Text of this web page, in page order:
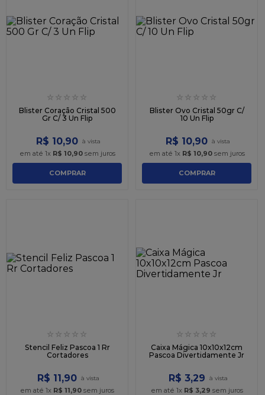
☆ ☆ ☆ ☆ ☆
Blister Coração Cristal 500
Gr C/ 3 Un Flip
R$ 10,90
em até 1x R$ 10,90sem juros
COMPRAR
☆ ☆ ☆ ☆ ☆
Blister Ovo Cristal 50gr C/
10 Un Flip
R$ 10,90
em até 1x R$ 10,90sem juros
COMPRAR
☆ ☆ ☆ ☆ ☆
Stencil Feliz Pascoa 1 Rr
Cortadores
R$ 11,90
em até 1x R$ 11,90 sem juros
☆ ☆ ☆ ☆ ☆
Caixa Mágica 10x10x12cm
Pascoa Divertidamente Jr
R$ 3,29
em até 1x R$ 3,29 sem juros
9º
caixa kraft